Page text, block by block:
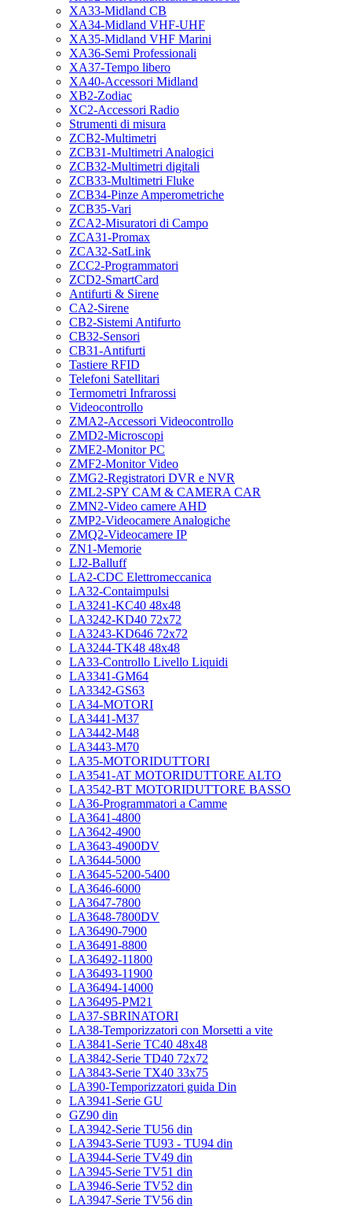
XA33-Midland CB
XA34-Midland VHF-UHF
XA35-Midland VHF Marini
XA36-Semi Professionali
XA37-Tempo libero
XA40-Accessori Midland
XB2-Zodiac
XC2-Accessori Radio
Strumenti di misura
ZCB2-Multimetri
ZCB31-Multimetri Analogici
ZCB32-Multimetri digitali
ZCB33-Multimetri Fluke
ZCB34-Pinze Amperometriche
ZCB35-Vari
ZCA2-Misuratori di Campo
ZCA31-Promax
ZCA32-SatLink
ZCC2-Programmatori
ZCD2-SmartCard
Antifurti & Sirene
CA2-Sirene
CB2-Sistemi Antifurto
CB32-Sensori
CB31-Antifurti
Tastiere RFID
Telefoni Satellitari
Termometri Infrarossi
Videocontrollo
ZMA2-Accessori Videocontrollo
ZMD2-Microscopi
ZME2-Monitor PC
ZMF2-Monitor Video
ZMG2-Registratori DVR e NVR
ZML2-SPY CAM & CAMERA CAR
ZMN2-Video camere AHD
ZMP2-Videocamere Analogiche
ZMQ2-Videocamere IP
ZN1-Memorie
LJ2-Balluff
LA2-CDC Elettromeccanica
LA32-Contaimpulsi
LA3241-KC40 48x48
LA3242-KD40 72x72
LA3243-KD646 72x72
LA3244-TK48 48x48
LA33-Controllo Livello Liquidi
LA3341-GM64
LA3342-GS63
LA34-MOTORI
LA3441-M37
LA3442-M48
LA3443-M70
LA35-MOTORIDUTTORI
LA3541-AT MOTORIDUTTORE ALTO
LA3542-BT MOTORIDUTTORE BASSO
LA36-Programmatori a Camme
LA3641-4800
LA3642-4900
LA3643-4900DV
LA3644-5000
LA3645-5200-5400
LA3646-6000
LA3647-7800
LA3648-7800DV
LA36490-7900
LA36491-8800
LA36492-11800
LA36493-11900
LA36494-14000
LA36495-PM21
LA37-SBRINATORI
LA38-Temporizzatori con Morsetti a vite
LA3841-Serie TC40 48x48
LA3842-Serie TD40 72x72
LA3843-Serie TX40 33x75
LA390-Temporizzatori guida Din
LA3941-Serie GU
GZ90 din
LA3942-Serie TU56 din
LA3943-Serie TU93 - TU94 din
LA3944-Serie TV49 din
LA3945-Serie TV51 din
LA3946-Serie TV52 din
LA3947-Serie TV56 din